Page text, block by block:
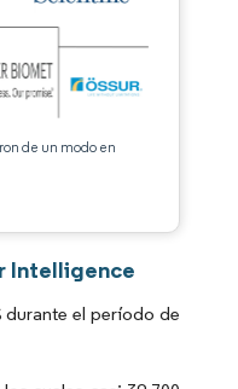
de un modo en
Intelligence
durante el período de